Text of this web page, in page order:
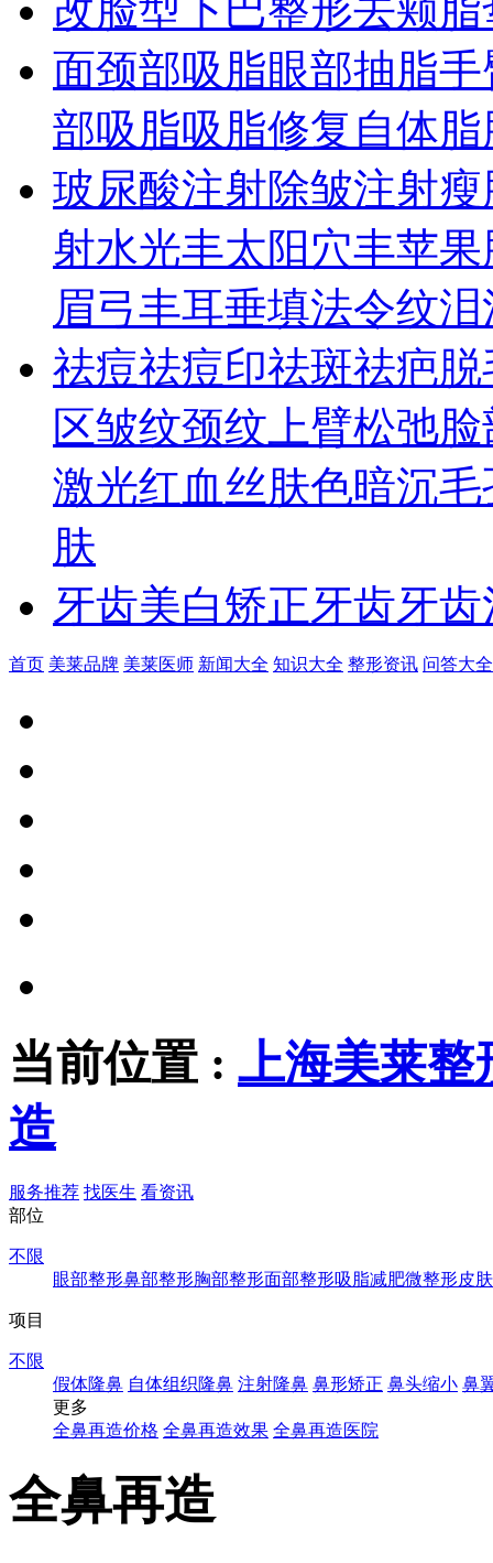
改脸型下巴整形去颊脂
面颈部吸脂眼部抽脂手
部吸脂吸脂修复 自体脂
玻尿酸注射除皱注射瘦
射水光丰太阳穴丰苹果
眉弓丰耳垂填法令纹泪
祛痘祛痘印祛斑祛疤
区皱纹颈纹 上臂松弛
激光红血丝肤色暗沉毛
肤
牙齿美白矫正牙齿牙
首页 美莱品牌 美莱医师 新闻大全 知识大全 整形资讯 问答大全
当前位置 : 上海美莱整
造
服务推荐 找医生 看资讯
部位
不限
眼部整形鼻部整形胸部整形面部整形吸脂减肥微整形皮
项目
不限
假体隆鼻 自体组织隆鼻 注射隆鼻 鼻形矫正 鼻头缩小 鼻
更多
全鼻再造价格 全鼻再造效果 全鼻再造医院
全鼻再造